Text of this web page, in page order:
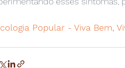
Popular - Viva Bem,